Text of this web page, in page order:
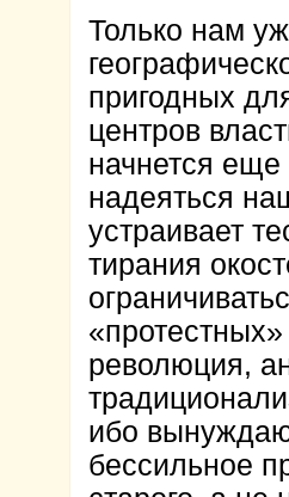
Только нам
пригодных
центров
начнется еще
надеяться
устраивает
тирания
революция,
ибо
бессильное